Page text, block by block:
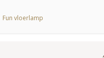
Fun vloerlamp